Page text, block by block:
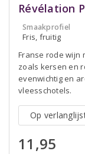
Révélation
Smaakprofiel
Fris, fruitig
Franse rode wijn
zoals kersen en
evenwichtig en
vleesschotels.
Op
11,95